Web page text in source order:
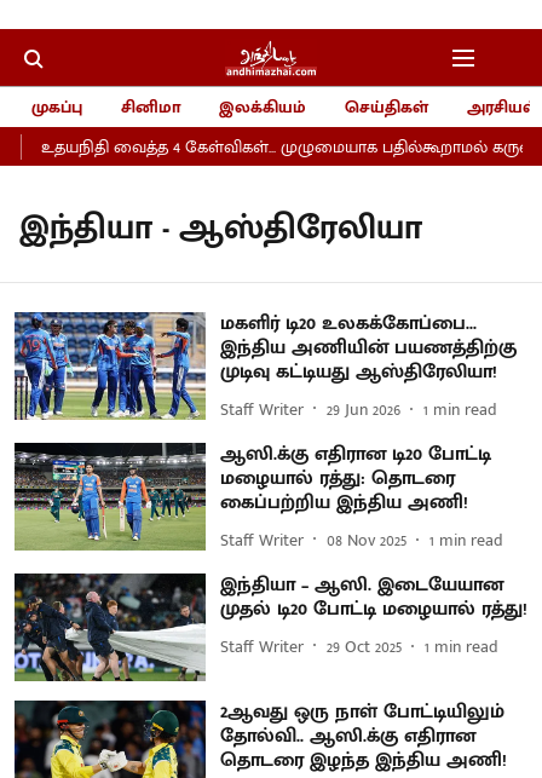
முகப்பு சினிமா இலக்கியம் செய்திகள்
அரசியல்
உதயநிதி வைத்த 4 கேள்விகள்... முழுமையாக பதில்கூறாமல்
இந்தியா - ஆஸ்திரேலியா
மகளிர் டி20 உலகக்கோப்பை...
இந்திய அணியின் பயணத்திற்கு
முடிவு கட்டியது ஆஸ்திரேலியா!
Staff Writer 29 Jun 2026 1 min read
ஆஸி.க்கு எதிரான டி20 போட்டி
மழையால் ரத்து: தொடரை
கைப்பற்றிய இந்திய அணி!
Staff Writer 08 Nov 2025 1 min read
இந்தியா – ஆஸி. இடையேயான
முதல் டி20 போட்டி மழையால் ரத்து!
Staff Writer 29 Oct 2025 1 min read
2ஆவது ஒரு நாள் போட்டியிலும்
தோல்வி.. ஆஸி.க்கு எதிரான
தொடரை இழந்த இந்திய அணி!